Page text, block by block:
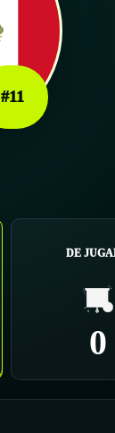
#11
DE
0